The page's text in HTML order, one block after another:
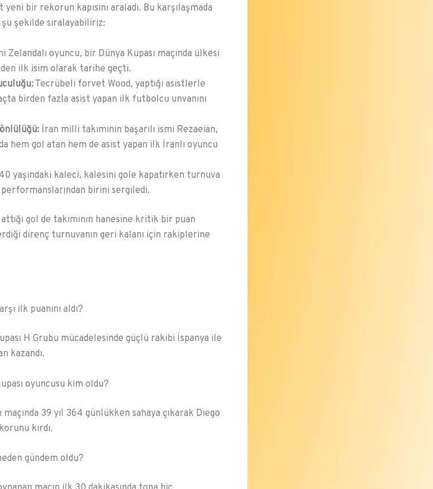
bir rekorun kapısını araladı. Bu karşılaşmada
şekilde sıralayabiliriz:
Zelandalı oyuncu, bir Dünya Kupası maçında ülkesi
ilk isim olarak tarihe geçti.
Tecrübeli forvet Wood, yaptığı asistlerle
birden fazla asist yapan ilk futbolcu unvanını
İran milli takımının başarılı ismi Rezaeian,
hem gol atan hem de asist yapan ilk İranlı oyuncu
yaşındaki kaleci, kalesini gole kapatırken turnuva
performanslarından birini sergiledi.
gol de takımının hanesine kritik bir puan
direnç turnuvanın geri kalanı için rakiplerine
ilk puanını aldı?
H Grubu mücadelesinde güçlü rakibi İspanya ile
kazandı.
oyuncusu kim oldu?
39 yıl 364 günlükken sahaya çıkarak Diego
kırdı.
gündem oldu?